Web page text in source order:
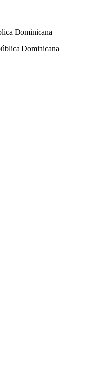
Dominicana
Dominicana